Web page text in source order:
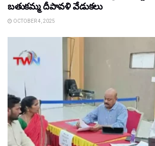
బతుకమ్మ దీపావళి వేడుకలు
OCTOBER 4, 2025